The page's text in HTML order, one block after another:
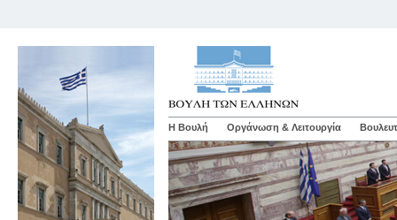
Η Βουλή Οργάνωση & Λειτουργία